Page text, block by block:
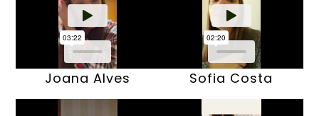
Joana Alves Sofia Costa